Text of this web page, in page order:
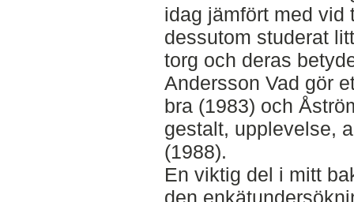
idag jämfört med vid
dessutom studerat
torg och deras
Andersson Vad gör
bra (1983) och
gestalt, upplevelse,
(1988).
En viktig del i mitt
den